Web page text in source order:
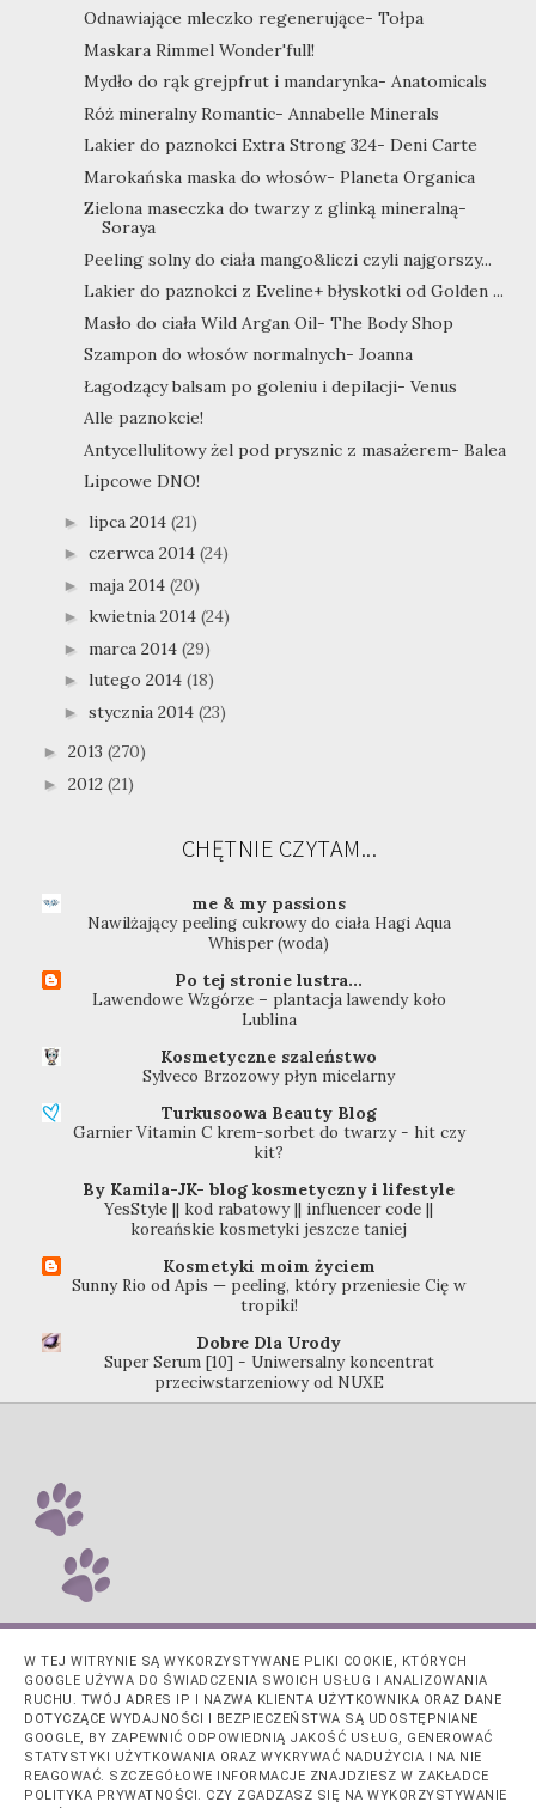
Odnawiające mleczko regenerujące- Tołpa
Maskara Rimmel Wonder'full!
Mydło do rąk grejpfrut i mandarynka- Anatomicals
Róż mineralny Romantic- Annabelle Minerals
Lakier do paznokci Extra Strong 324- Deni Carte
Marokańska maska do włosów- Planeta Organica
Zielona maseczka do twarzy z glinką mineralną-
Soraya
Peeling solny do ciała mango&liczi czyli najgorszy...
Lakier do paznokci z Eveline+ błyskotki od Golden ...
Masło do ciała Wild Argan Oil- The Body Shop
Szampon do włosów normalnych- Joanna
Łagodzący balsam po goleniu i depilacji- Venus
Alle paznokcie!
Antycellulitowy żel pod prysznic z masażerem- Balea
Lipcowe DNO!
► lipca 2014 (21)
► czerwca 2014 (24)
► maja 2014 (20)
► kwietnia 2014 (24)
► marca 2014 (29)
► lutego 2014 (18)
► stycznia 2014 (23)
► 2013 (270)
► 2012 (21)
CHĘTNIE CZYTAM...
me & my passions
Nawilżający peeling cukrowy do ciała Hagi Aqua
Whisper (woda)
Po tej stronie lustra...
Lawendowe Wzgórze – plantacja lawendy koło
Lublina
Kosmetyczne szaleństwo
Sylveco Brzozowy płyn micelarny
Turkusoowa Beauty Blog
Garnier Vitamin C krem-sorbet do twarzy - hit czy
kit?
By Kamila-JK- blog kosmetyczny i lifestyle
YesStyle || kod rabatowy || influencer code ||
koreańskie kosmetyki jeszcze taniej
Kosmetyki moim życiem
Sunny Rio od Apis — peeling, który przeniesie Cię w
tropiki!
Dobre Dla Urody
Super Serum [10] - Uniwersalny koncentrat
przeciwstarzeniowy od NUXE
W TEJ WITRYNIE SĄ WYKORZYSTYWANE PLIKI COOKIE, KTÓRYCH
GOOGLE UŻYWA DO ŚWIADCZENIA SWOICH USŁUG I ANALIZOWANIA
RUCHU. TWÓJ ADRES IP I NAZWA KLIENTA UŻYTKOWNIKA ORAZ DANE
DOTYCZĄCE WYDAJNOŚCI I BEZPIECZEŃSTWA SĄ UDOSTĘPNIANE
GOOGLE, BY ZAPEWNIĆ ODPOWIEDNIĄ JAKOŚĆ USŁUG, GENEROWAĆ
STATYSTYKI UŻYTKOWANIA ORAZ WYKRYWAĆ NADUŻYCIA I NA NIE
REAGOWAĆ. SZCZEGÓŁOWE INFORMACJE ZNAJDZIESZ W ZAKŁADCE
POLITYKA PRYWATNOŚCI. CZY ZGADZASZ SIĘ NA WYKORZYSTYWANIE